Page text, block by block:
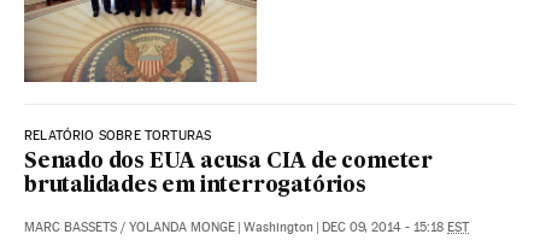
RELATÓRIO SOBRE TORTURAS
Senado dos EUA acusa CIA de cometer
brutalidades em interrogatórios
MARC BASSETS / YOLANDA MONGE | Washington | DEC 09, 2014 - 15:18 EST